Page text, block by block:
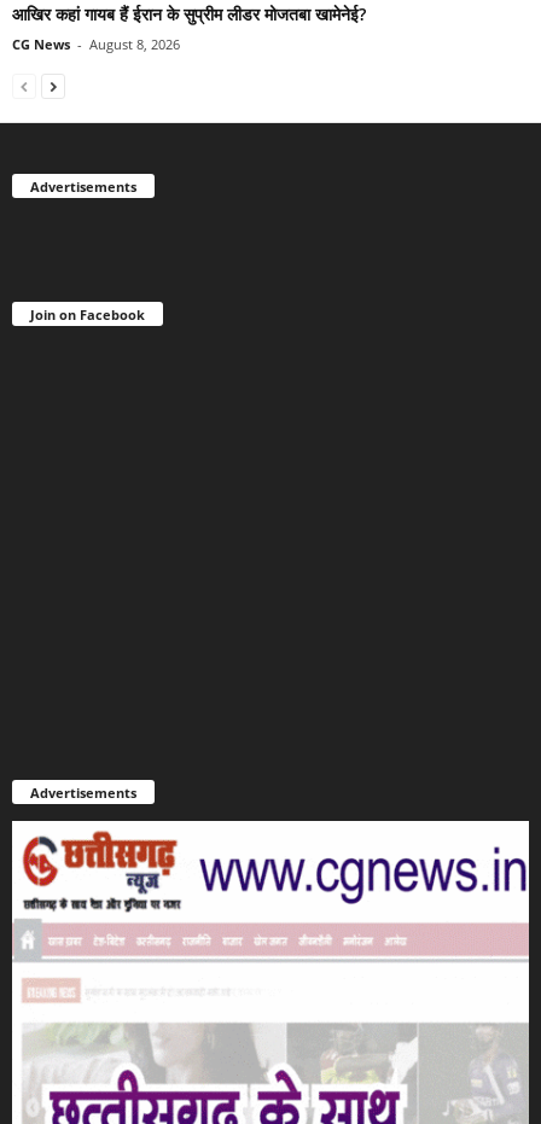
आखिर कहां गायब हैं ईरान के सुप्रीम लीडर मोजतबा खामेनेई?
CG News - August 8, 2026
Advertisements
Join on Facebook
Advertisements